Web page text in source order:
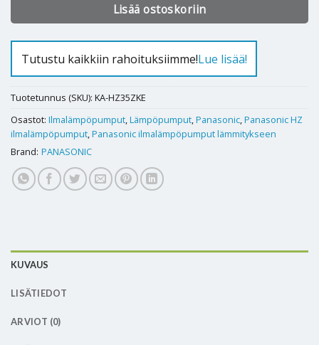
Lisää ostoskoriin
Tutustu kaikkiin rahoituksiimme!Lue lisää!
Tuotetunnus (SKU): KA-HZ35ZKE
Osastot: Ilmalämpöpumput Lämpöpumput Panasonic Panasonic HZ
ilmalämpöpumput Panasonic ilmalämpöpumput lämmitykseen
Brand: PANASONIC
KUVAUS
LISÄTIEDOT
ARVIOT (0)